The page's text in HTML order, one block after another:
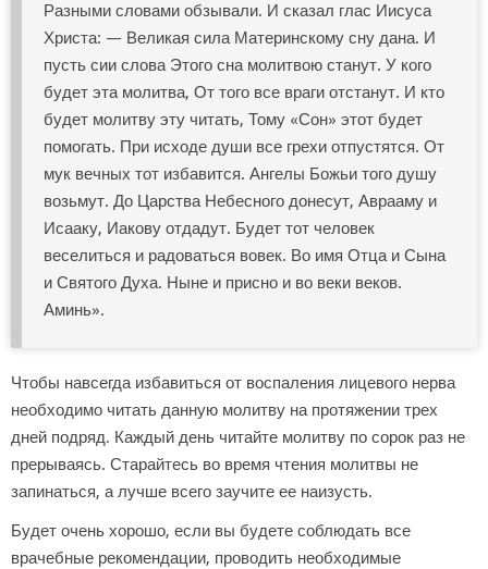
Разными словами обзывали. И сказал глас Иисуса
Христа: — Великая сила Материнскому сну дана. И
пусть сии слова Этого сна молитвою станут. У кого
будет эта молитва, От того все враги отстанут. И кто
будет молитву эту читать, Тому «Сон» этот будет
помогать. При исходе души все грехи отпустятся. От
мук вечных тот избавится. Ангелы Божьи того душу
возьмут. До Царства Небесного донесут, Аврааму и
Исааку, Иакову отдадут. Будет тот человек
веселиться и радоваться вовек. Во имя Отца и Сына
и Святого Духа. Ныне и присно и во веки веков.
Аминь».
Чтобы навсегда избавиться от воспаления лицевого нерва
необходимо читать данную молитву на протяжении трех
дней подряд. Каждый день читайте молитву по сорок раз не
прерываясь. Старайтесь во время чтения молитвы не
запинаться, а лучше всего заучите ее наизусть.
Будет очень хорошо, если вы будете соблюдать все
врачебные рекомендации, проводить необходимые